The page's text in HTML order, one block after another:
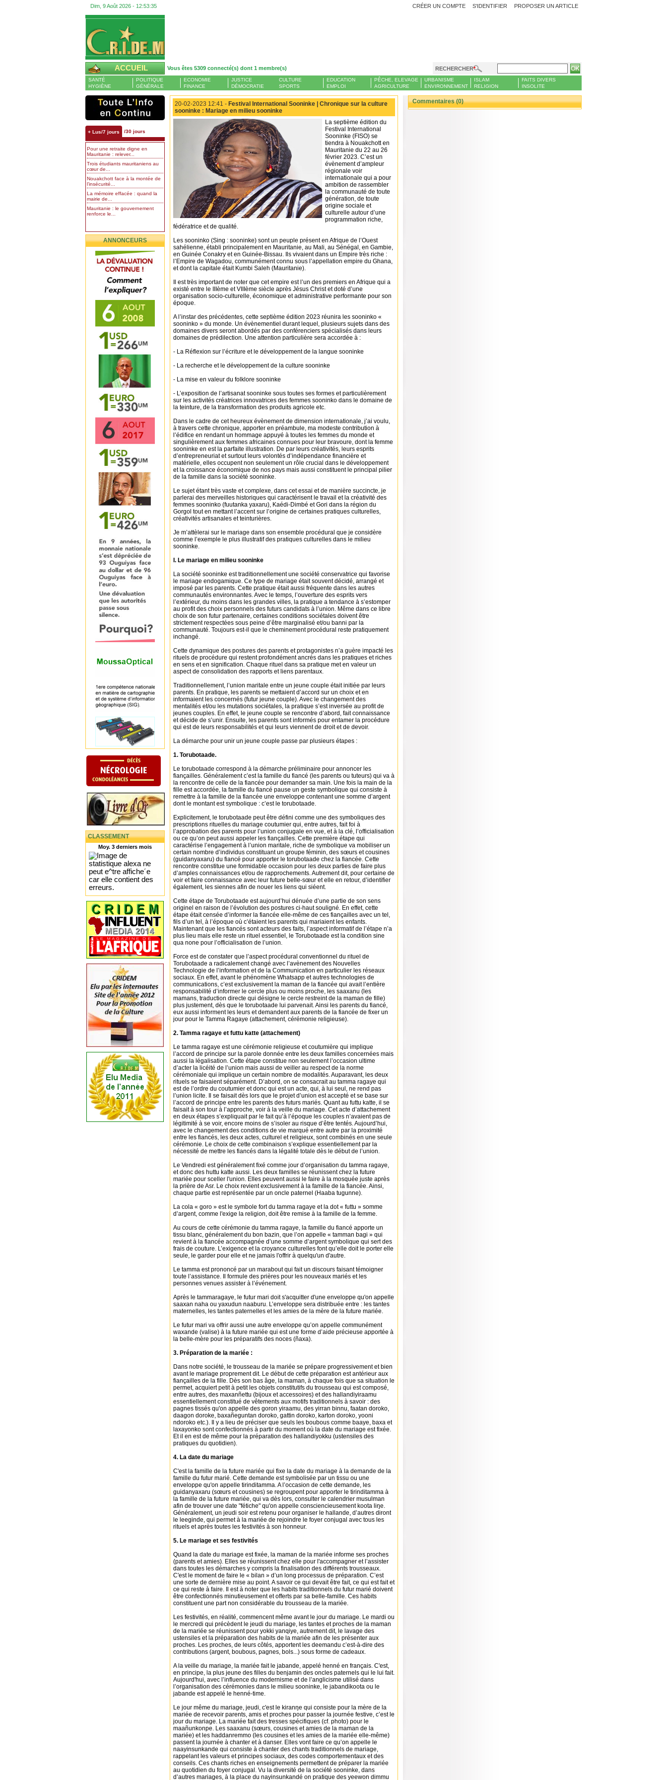
Dim, 9 Août 2026 - 12:53:36 PROPOSER UN ARTICLE
CRÉER UN COMPTE S'IDENTIFIER
ACCUEIL Vous êtes 5309 connecté(s) dont 1 membre(s) RECHERCHER
SANTÉ
HYGIÈNE
POLITIQUE
GÉNÉRALE
ECONOMIE
FINANCE
JUSTICE
DÉMOCRATIE
CULTURE
SPORTS
EDUCATION
EMPLOI
PÊCHE, ELEVAGE
AGRICULTURE
URBANISME
ENVIRONNEMENT
ISLAM
RELIGION
FAITS DIVERS
INSOLITE
+ Lus/7 jours /30 jours
Pour une retraite digne en
Mauritanie : relever...
Trois étudiants mauritaniens au
cœur de...
Nouakchott face à la montée de
l’insécurité...
La mémoire effacée : quand la
mairie de...
Mauritanie : le gouvernement
renforce le...
ANNONCEURS
CLASSEMENT
Moy. 3 derniers mois
20-02-2023 12:41 - Festival International Sooninke | Chronique sur la culture
sooninke : Mariage en milieu sooninke
La septième édition du
Festival International
Sooninke (FISO) se
tiendra à Nouakchott en
Mauritanie du 22 au 26
février 2023. C’est un
évènement d’ampleur
régionale voir
internationale qui a pour
ambition de rassembler
la communauté de toute
génération, de toute
origine sociale et
culturelle autour d’une
programmation riche,
fédératrice et de qualité.
Les sooninko (Sing : sooninke) sont un peuple présent en Afrique de l’Ouest
sahélienne, établi principalement en Mauritanie, au Mali, au Sénégal, en Gambie,
en Guinée Conakry et en Guinée-Bissau. Ils vivaient dans un Empire très riche :
l’Empire de Wagadou, communément connu sous l’appellation empire du Ghana,
et dont la capitale était Kumbi Saleh (Mauritanie).
Il est très important de noter que cet empire est l’un des premiers en Afrique qui a
existé entre le IIIème et VIIIème siècle après Jésus Christ et doté d’une
organisation socio-culturelle, économique et administrative performante pour son
époque.
A l’instar des précédentes, cette septième édition 2023 réunira les sooninko «
sooninko » du monde. Un évènementiel durant lequel, plusieurs sujets dans des
domaines divers seront abordés par des conférenciers spécialisés dans leurs
domaines de prédilection. Une attention particulière sera accordée à :
- La Réflexion sur l’écriture et le développement de la langue sooninke
- La recherche et le développement de la culture sooninke
- La mise en valeur du folklore sooninke
- L’exposition de l’artisanat sooninke sous toutes ses formes et particulièrement
sur les activités créatrices innovatrices des femmes sooninko dans le domaine de
la teinture, de la transformation des produits agricole etc.
Dans le cadre de cet heureux évènement de dimension internationale, j’ai voulu,
à travers cette chronique, apporter en préambule, ma modeste contribution à
l’édifice en rendant un hommage appuyé à toutes les femmes du monde et
singulièrement aux femmes africaines connues pour leur bravoure, dont la femme
sooninke en est la parfaite illustration. De par leurs créativités, leurs esprits
d’entrepreneuriat et surtout leurs volontés d’indépendance financière et
matérielle, elles occupent non seulement un rôle crucial dans le développement
et la croissance économique de nos pays mais aussi constituent le principal pilier
de la famille dans la société sooninke.
Le sujet étant très vaste et complexe, dans cet essai et de manière succincte, je
parlerai des merveilles historiques qui caractérisent le travail et la créativité des
femmes sooninko (fuutanka yaxaru), Kaédi-Dimbé et Gori dans la région du
Gorgol tout en mettant l’accent sur l’origine de certaines pratiques culturelles,
créativités artisanales et teinturières.
Je m’attèlerai sur le mariage dans son ensemble procédural que je considère
comme l’exemple le plus illustratif des pratiques culturelles dans le milieu
sooninke.
I. Le mariage en milieu sooninke
La société sooninke est traditionnellement une société conservatrice qui favorise
le mariage endogamique. Ce type de mariage était souvent décidé, arrangé et
imposé par les parents. Cette pratique était aussi fréquente dans les autres
communautés environnantes. Avec le temps, l’ouverture des esprits vers
l’extérieur, du moins dans les grandes villes, la pratique a tendance à s’estomper
au profit des choix personnels des futurs candidats à l’union. Même dans ce libre
choix de son futur partenaire, certaines conditions sociétales doivent être
strictement respectées sous peine d’être marginalisé et/ou banni par la
communauté. Toujours est-il que le cheminement procédural reste pratiquement
inchangé.
Cette dynamique des postures des parents et protagonistes n’a guère impacté les
rituels de procédure qui restent profondément ancrés dans les pratiques et riches
en sens et en signification. Chaque rituel dans sa pratique met en valeur un
aspect de consolidation des rapports et liens parentaux.
Traditionnellement, l’union maritale entre un jeune couple était initiée par leurs
parents. En pratique, les parents se mettaient d’accord sur un choix et en
informaient les concernés (futur jeune couple). Avec le changement des
mentalités et/ou les mutations sociétales, la pratique s’est inversée au profit de
jeunes couples. En effet, le jeune couple se rencontre d’abord, fait connaissance
et décide de s’unir. Ensuite, les parents sont informés pour entamer la procédure
qui est de leurs responsabilités et qui leurs viennent de droit et de devoir.
La démarche pour unir un jeune couple passe par plusieurs étapes :
1. Torubotaade.
Le torubotaade correspond à la démarche préliminaire pour annoncer les
fiançailles. Généralement c’est la famille du fiancé (les parents ou tuteurs) qui va à
la rencontre de celle de la fiancée pour demander sa main. Une fois la main de la
fille est accordée, la famille du fiancé pause un geste symbolique qui consiste à
remettre à la famille de la fiancée une enveloppe contenant une somme d’argent
dont le montant est symbolique : c’est le torubotaade.
Explicitement, le torubotaade peut être défini comme une des symboliques des
prescriptions rituelles du mariage coutumier qui, entre autres, fait foi à
l’approbation des parents pour l’union conjugale en vue, et à la clé, l’officialisation
ou ce qu’on peut aussi appeler les fiançailles. Cette première étape qui
caractérise l’engagement à l’union maritale, riche de symbolique va mobiliser un
certain nombre d’individus constituant un groupe féminin, des sœurs et cousines
(guidanyaxaru) du fiancé pour apporter le torubotaade chez la fiancée. Cette
rencontre constitue une formidable occasion pour les deux parties de faire plus
d’amples connaissances et/ou de rapprochements. Autrement dit, pour certaine de
voir et faire connaissance avec leur future belle-sœur et elle en retour, d’identifier
également, les siennes afin de nouer les liens qui siéent.
Cette étape de Torubotaade est aujourd’hui dénuée d’une partie de son sens
originel en raison de l’évolution des postures ci-haut souligné. En effet, cette
étape était censée d’informer la fiancée elle-même de ces fiançailles avec un tel,
fils d’un tel, à l’époque où c’étaient les parents qui mariaient les enfants.
Maintenant que les fiancés sont acteurs des faits, l’aspect informatif de l’étape n’a
plus lieu mais elle reste un rituel essentiel, le Torubotaade est la condition sine
qua none pour l’officialisation de l’union.
Force est de constater que l’aspect procédural conventionnel du rituel de
Torubotaade a radicalement changé avec l’avènement des Nouvelles
Technologie de l’information et de la Communication en particulier les réseaux
sociaux. En effet, avant le phénomène Whatsapp et autres technologies de
communications, c’est exclusivement la maman de la fiancée qui avait l’entière
responsabilité d’informer le cercle plus ou moins proche, les saaxanu (les
mamans, traduction directe qui désigne le cercle restreint de la maman de fille)
plus justement, dès que le torubotaade lui parvenait. Ainsi les parents du fiancé,
eux aussi informent les leurs et demandent aux parents de la fiancée de fixer un
jour pour le Tamma Ragaye (attachement, cérémonie religieuse).
2. Tamma ragaye et futtu katte (attachement)
Le tamma ragaye est une cérémonie religieuse et coutumière qui implique
l’accord de principe sur la parole donnée entre les deux familles concernées mais
aussi la légalisation. Cette étape constitue non seulement l’occasion ultime
d’acter la licéité de l’union mais aussi de veiller au respect de la norme
cérémoniale qui implique un certain nombre de modalités. Auparavant, les deux
rituels se faisaient séparément. D’abord, on se consacrait au tamma ragaye qui
est de l’ordre du coutumier et donc qui est un acte, qui, à lui seul, ne rend pas
l’union licite. Il se faisait dès lors que le projet d’union est accepté et se base sur
l’accord de principe entre les parents des futurs mariés. Quant au futtu katte, il se
faisait à son tour à l’approche, voir à la veille du mariage. Cet acte d’attachement
en deux étapes s’expliquait par le fait qu’à l’époque les couples n’avaient pas de
légitimité à se voir, encore moins de s’isoler au risque d’être tentés. Aujourd’hui,
avec le changement des conditions de vie marqué entre autre par la proximité
entre les fiancés, les deux actes, culturel et religieux, sont combinés en une seule
cérémonie. Le choix de cette combinaison s’explique essentiellement par la
nécessité de mettre les fiancés dans la légalité totale dès le début de l’union.
Le Vendredi est généralement fixé comme jour d’organisation du tamma ragaye,
et donc des huttu katte aussi. Les deux familles se réunissent chez la future
mariée pour sceller l'union. Elles peuvent aussi le faire à la mosquée juste après
la prière de Asr. Le choix revient exclusivement à la famille de la fiancée. Ainsi,
chaque partie est représentée par un oncle paternel (Haaba tugunne).
La cola « goro » est le symbole fort du tamma ragaye et la dot « futtu » somme
d’argent, comme l'exige la religion, doit être remise à la famille de la femme.
Au cours de cette cérémonie du tamma ragaye, la famille du fiancé apporte un
tissu blanc, généralement du bon bazin, que l’on appelle « tamman bagi » qui
revient à la fiancée accompagnée d’une somme d’argent symbolique qui sert des
frais de couture. L’exigence et la croyance culturelles font qu’elle doit le porter elle
seule, le garder pour elle et ne jamais l'offrir à quelqu'un d'autre.
Le tamma est prononcé par un marabout qui fait un discours faisant témoigner
toute l’assistance. Il formule des prières pour les nouveaux mariés et les
personnes venues assister à l’événement.
Après le tammaragaye, le futur mari doit s'acquitter d'une enveloppe qu'on appelle
saaxan naha ou yaxudun naaburu. L’enveloppe sera distribuée entre : les tantes
maternelles, les tantes paternelles et les amies de la mère de la future mariée.
Le futur mari va offrir aussi une autre enveloppe qu’on appelle communément
waxande (valise) à la future mariée qui est une forme d’aide précieuse apportée à
la belle-mère pour les préparatifs des noces (ñaxa).
3. Préparation de la mariée :
Dans notre société, le trousseau de la mariée se prépare progressivement et bien
avant le mariage proprement dit. Le début de cette préparation est antérieur aux
fiançailles de la fille. Dès son bas âge, la maman, à chaque fois que sa situation le
permet, acquiert petit à petit les objets constitutifs du trousseau qui est composé,
entre autres, des maxanñettu (bijoux et accessoires) et des hallandiyiraamu
essentiellement constitué de vêtements aux motifs traditionnels à savoir : des
pagnes tissés qu'on appelle des goron yiraamu, des yirran binnu, faatan doroko,
daagon doroke, baxañeguntan doroko, gattin doroko, karton doroko, yooni
ndoroko etc.). Il y a lieu de préciser que seuls les boubous comme baaye, baxa et
laxayonko sont confectionnés à partir du moment où la date du mariage est fixée.
Et il en est de même pour la préparation des hallandiyokku (ustensiles des
pratiques du quotidien).
4. La date du mariage
C'est la famille de la future mariée qui fixe la date du mariage à la demande de la
famille du futur marié. Cette demande est symbolisée par un tissu ou une
enveloppe qu'on appelle tirinditamma. A l’occasion de cette demande, les
guidanyaxaru (sœurs et cousines) se regroupent pour apporter le tirinditamma à
la famille de la future mariée, qui va dès lors, consulter le calendrier musulman
afin de trouver une date "fétiche" qu'on appelle consciencieusement koota liŋe.
Généralement, un jeudi soir est retenu pour organiser le hallande, d’autres diront
le leeginde, qui permet à la mariée de rejoindre le foyer conjugal avec tous les
rituels et après toutes les festivités à son honneur.
5. Le mariage et ses festivités
Quand la date du mariage est fixée, la maman de la mariée informe ses proches
(parents et amies). Elles se réunissent chez elle pour l'accompagner et l’assister
dans toutes les démarches y compris la finalisation des différents trousseaux.
C'est le moment de faire le « bilan » d’un long processus de préparation. C’est
une sorte de dernière mise au point. A savoir ce qui devait être fait, ce qui est fait et
ce qui reste à faire. Il est à noter que les habits traditionnels du futur marié doivent
être confectionnés minutieusement et offerts par sa belle-famille. Ces habits
constituent une part non considérable du trousseau de la mariée.
Les festivités, en réalité, commencent même avant le jour du mariage. Le mardi ou
le mercredi qui précèdent le jeudi du mariage, les tantes et proches de la maman
de la mariée se réunissent pour yokki yanqiye, autrement dit, le lavage des
ustensiles et la préparation des habits de la mariée afin de les présenter aux
proches. Les proches, de leurs côtés, apportent les deemandu c’est-à-dire des
contributions (argent, boubous, pagnes, bols...) sous forme de cadeaux.
A la veille du mariage, la mariée fait le jabande, appelé henné en français. C'est,
en principe, la plus jeune des filles du benjamin des oncles paternels qui le lui fait.
Aujourd'hui, avec l’influence du modernisme et de l’anglicisme utilisé dans
l’organisation des cérémonies dans le milieu sooninke, le jabandikoota ou le
jabande est appelé le henné-time.
Le jour même du mariage, jeudi, c'est le kiranŋe qui consiste pour la mère de la
mariée de recevoir parents, amis et proches pour passer la journée festive, c’est le
jour du mariage. La mariée fait des tresses spécifiques (cf. photo) pour le
maañunkonpe. Les saaxanu (sœurs, cousines et amies de la maman de la
mariée) et les haddanremmo (les cousines et les amies de la mariée elle-même)
passent la journée à chanter et à danser. Elles vont faire ce qu’on appelle le
naayinsunkande qui consiste à chanter des chants traditionnels de mariage,
rappelant les valeurs et principes sociaux, des codes comportementaux et des
conseils. Ces chants riches en enseignements permettent de préparer la mariée
au quotidien du foyer conjugal. Vu la diversité de la société sooninke, dans
d’autres mariages, à la place du nayinsunkandé on pratique des yeewon dimmu
Commentaires (0)